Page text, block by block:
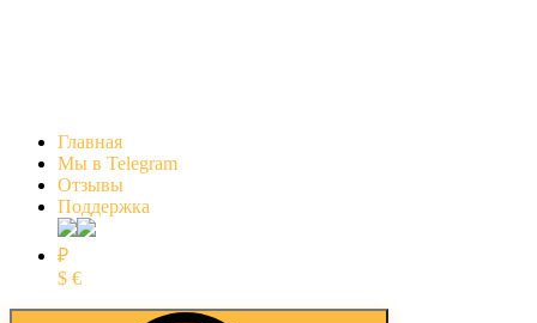
Главная
Мы в Telegram
Отзывы
Поддержка
₽
$ €